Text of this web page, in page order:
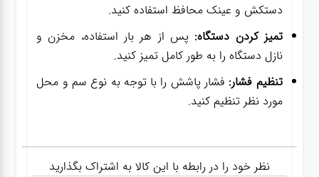
دستکش و عینک محافظ استفاده کنید.
تمیز کردن دستگاه: پس از هر بار استفاده، مخزن و
نازل دستگاه را به طور کامل تمیز کنید.
تنظیم فشار: فشار پاشش را با توجه به نوع سم و محل
مورد نظر تنظیم کنید.
نظر خود را در رابطه با این کالا به اشتراک بگذارید